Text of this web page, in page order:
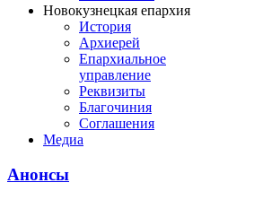
Новокузнецкая епархия
История
Архиерей
Епархиальное
управление
Реквизиты
Благочиния
Соглашения
Медиа
Анонсы